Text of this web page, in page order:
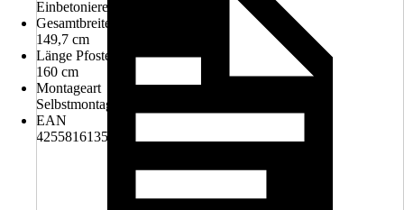
Einbetonieren
Gesamtbreite inkl. Pfosten
149,7 cm
Länge Pfosten
160 cm
Montageart
Selbstmontage
EAN
4255816135569